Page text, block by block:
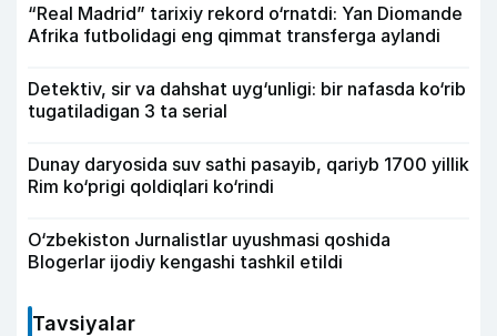
“Real Madrid” tarixiy rekord o‘rnatdi: Yan Diomande
Afrika futbolidagi eng qimmat transferga aylandi
Detektiv, sir va dahshat uyg‘unligi: bir nafasda ko‘rib
tugatiladigan 3 ta serial
Dunay daryosida suv sathi pasayib, qariyb 1700 yillik
Rim ko‘prigi qoldiqlari ko‘rindi
O‘zbekiston Jurnalistlar uyushmasi qoshida
Blogerlar ijodiy kengashi tashkil etildi
Tavsiyalar